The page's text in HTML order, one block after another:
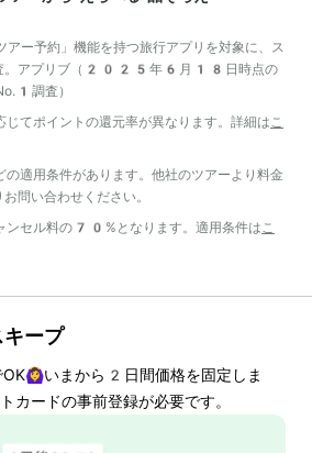
ー予約」機能を持つ旅行アプリを対象に、ス
査。アプリブ（2025年6月18日時点の
調査）
ポイントの還元率が異なります。詳細は こ
用条件があります。他社のツアーより料金
お問い合わせください。
セル料の70%となります。適用条件は こ
ープ
いまから 2 日間価格を固定しま
カードの事前登録が必要です。